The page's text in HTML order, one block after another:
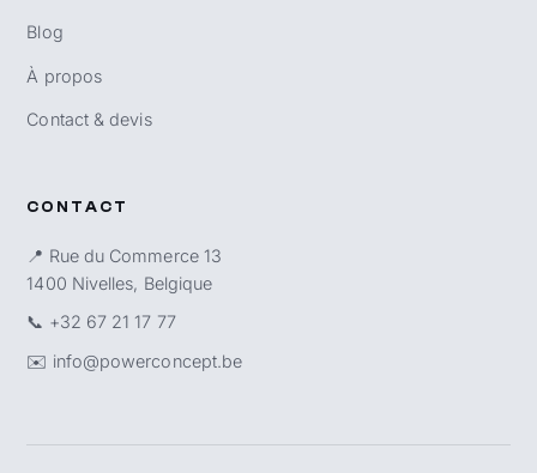
Blog
À propos
Contact & devis
CONTACT
📍 Rue du Commerce 13
1400 Nivelles, Belgique
📞 +32 67 21 17 77
✉️ info@powerconcept.be